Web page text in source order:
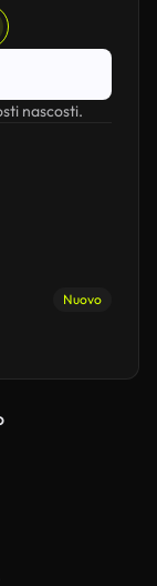
nascosti.
Nuovo